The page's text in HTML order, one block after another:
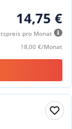
14,75 €
pro Monat
18,00 €/Monat